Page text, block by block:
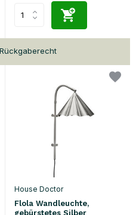
House Doctor
Flola Wandleuchte,
gebürstetes Silber